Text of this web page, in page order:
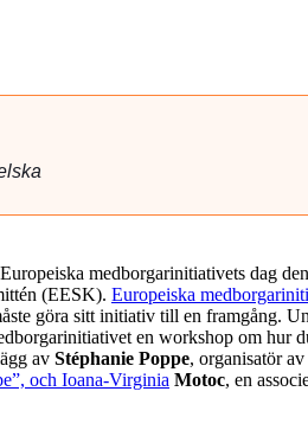
medborgarinitiativets dag
(EESK). Europeiska
göra sitt initiativ till en framgång.
en workshop om hur
av Stéphanie Poppe, organisatör av
och Ioana-Virginia Motoc, en